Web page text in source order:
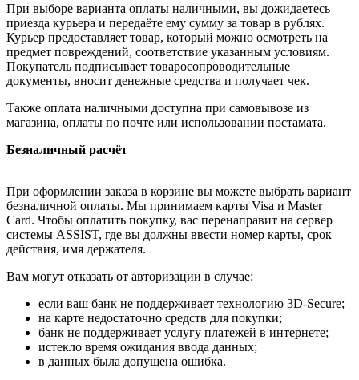
При выборе варианта оплаты наличными, вы дожидаетесь
приезда курьера и передаёте ему сумму за товар в рублях.
Курьер предоставляет товар, который можно осмотреть на
предмет повреждений, соответствие указанным условиям.
Покупатель подписывает товаросопроводительные
документы, вносит денежные средства и получает чек.
Также оплата наличными доступна при самовывозе из
магазина, оплаты по почте или использовании постамата.
Безналичный расчёт
При оформлении заказа в корзине вы можете выбрать вариант
безналичной оплаты. Мы принимаем карты Visa и Master
Card. Чтобы оплатить покупку, вас перенаправит на сервер
системы ASSIST, где вы должны ввести номер карты, срок
действия, имя держателя.
Вам могут отказать от авторизации в случае:
если ваш банк не поддерживает технологию 3D-Secure;
на карте недостаточно средств для покупки;
банк не поддерживает услугу платежей в интернете;
истекло время ожидания ввода данных;
в данных была допущена ошибка.